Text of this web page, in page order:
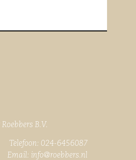
B.V.
024-6456087
info@roebbers.nl